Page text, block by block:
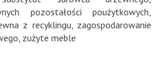
pozostałości poużytkowych
z recyklingu zagospodarowanie
zużyte meble